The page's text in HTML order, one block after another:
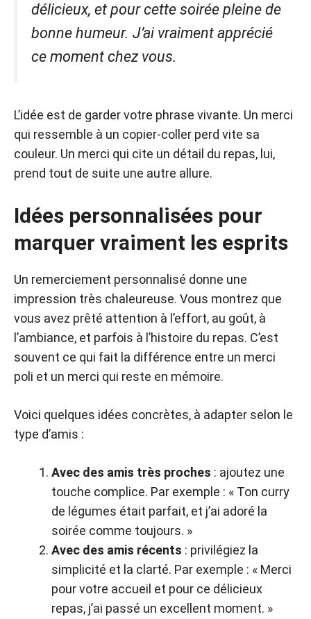
délicieux, et pour cette soirée pleine de
bonne humeur. J’ai vraiment apprécié
ce moment chez vous.
L’idée est de garder votre phrase vivante. Un merci
qui ressemble à un copier-coller perd vite sa
couleur. Un merci qui cite un détail du repas, lui,
prend tout de suite une autre allure.
Idées personnalisées pour
marquer vraiment les esprits
Un remerciement personnalisé donne une
impression très chaleureuse. Vous montrez que
vous avez prêté attention à l’effort, au goût, à
l’ambiance, et parfois à l’histoire du repas. C’est
souvent ce qui fait la différence entre un merci
poli et un merci qui reste en mémoire.
Voici quelques idées concrètes, à adapter selon le
type d’amis :
Avec des amis très proches : ajoutez une
touche complice. Par exemple : « Ton curry
de légumes était parfait, et j’ai adoré la
soirée comme toujours. »
Avec des amis récents : privilégiez la
simplicité et la clarté. Par exemple : « Merci
pour votre accueil et pour ce délicieux
repas, j’ai passé un excellent moment. »